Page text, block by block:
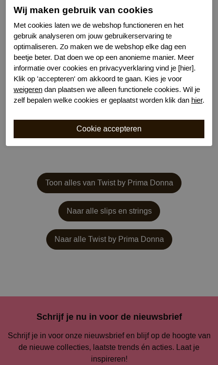
Leveranciercode
Bestelcode
Kleur
Roze
Wasvoorschrift
30 graden machinewas
Draagoptie
Valt weg onder wit
Model
Hipster
Kenmerk
Niet doorschijnend
Kenmerk
Katoenen kruisje
Kenmerk
Bewuste Keuze!
Toon alles van Twist by Prima Donna
Naar alle slips en strings
Naar alle Twist by Prima Donna
Schrijf je nu in voor de nieuwsbrief
Schrijf je in voor onze nieuwsbrief en blijf op de hoogte van
de nieuwe collecties, laatste trends én acties. Laat je
inspireren!
Wij maken gebruik van cookies
Met cookies laten we de webshop functioneren en het
gebruik analyseren om jouw gebruikerservaring te
optimaliseren. Zo maken we de webshop elke dag een
beetje beter. Dat doen we op een anonieme manier. Meer
informatie over cookies en privacyverklaring vind je [hier].
Klik op 'accepteren' om akkoord te gaan. Kies je voor
weigeren dan plaatsen we alleen functionele cookies. Wil je
zelf bepalen welke cookies er geplaatst worden klik dan hier.